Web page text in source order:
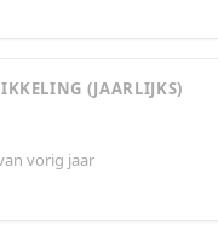
(JAARLIJKS)
vorig jaar